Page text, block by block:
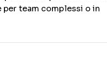
per team complessi o in